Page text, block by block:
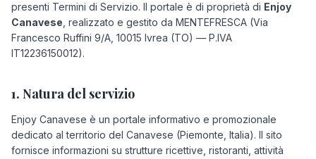
presenti Termini di Servizio. Il portale è di proprietà di Enjoy
Canavese , realizzato e gestito da MENTEFRESCA (Via
Francesco Ruffini 9/A, 10015 Ivrea (TO) — P.IVA
IT12236150012).
1. Natura del servizio
Enjoy Canavese è un portale informativo e promozionale
dedicato al territorio del Canavese (Piemonte, Italia). Il sito
fornisce informazioni su strutture ricettive, ristoranti, attività